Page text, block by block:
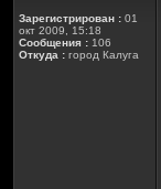
Зарегистрирован : 01
окт 2009, 15:18
Сообщения : 106
Откуда : город Калуга